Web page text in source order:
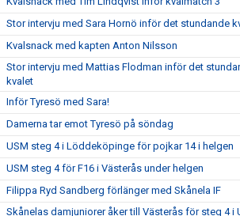
Stor intervju med Sara Hornö inför det stundande
Kvalsnack med kapten Anton Nilsson
Stor intervju med Mattias Flodman inför det
kvalet
Inför Tyresö med Sara!
Damerna tar emot Tyresö på söndag
USM steg 4 i Löddeköpinge för pojkar 14 i helgen
USM steg 4 för F16 i Västerås under helgen
Filippa Ryd Sandberg förlänger med Skånela IF
Skånelas damjuniorer åker till Västerås för steg 4 i